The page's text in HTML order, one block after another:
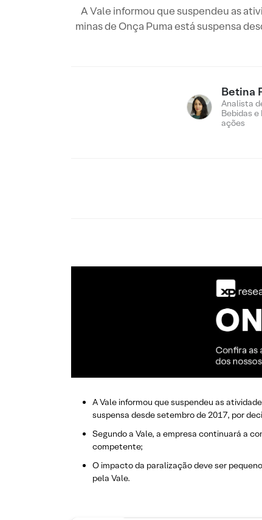
A Vale informou que suspendeu as
minas de Onça Puma está suspensa
Betina
Analista
Bebidas
ações
A Vale informou que suspendeu as
suspensa desde setembro de 2017, por
Segundo a Vale, a empresa continuará a
competente;
O impacto da paralização deve ser
pela Vale.